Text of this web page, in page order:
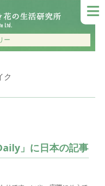
≡
ー
ク
」に日本の記事